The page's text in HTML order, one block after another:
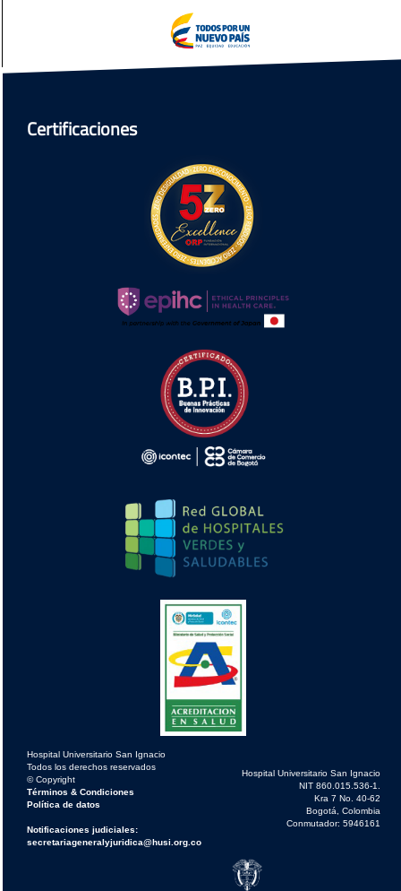
Certificaciones
Hospital Universitario San Ignacio
Todos los derechos reservados
© Copyright
Términos & Condiciones
Política de datos
Notificaciones judiciales:
secretariageneralyjuridica@husi.org.co
Hospital Universitario San Ignacio
NIT 860.015.536-1.
Kra 7 No. 40-62
Bogotá, Colombia
Conmutador: 5946161